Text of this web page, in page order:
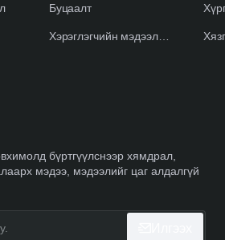
Буцаалт
Хэрэглэгчийн мэдээлэл устгах
бүртгүүлснээр хямдрал,
мэдээ, мэдээлийг цаг алдалгүй